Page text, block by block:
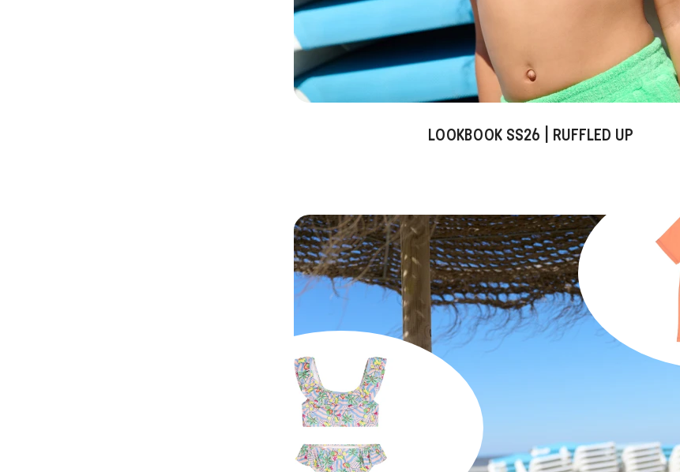
LOOKBOOK SS26 | RUFFLED UP